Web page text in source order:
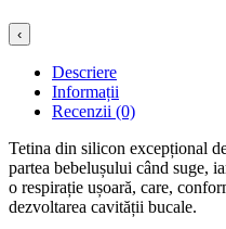
‹
Descriere
Informații
Recenzii (0)
Tetina din silicon excepțional
partea bebelușului când suge,
o respirație ușoară, care,
dezvoltarea cavității bucale.